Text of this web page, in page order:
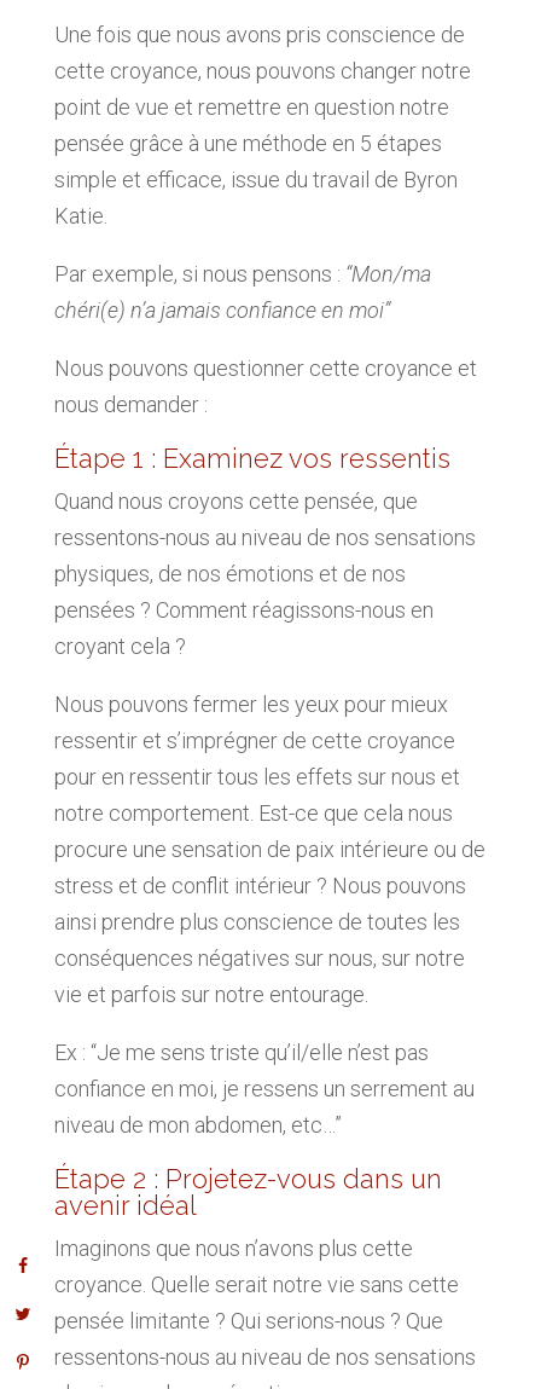
Une fois que nous avons pris conscience de
cette croyance, nous pouvons changer notre
point de vue et remettre en question notre
pensée grâce à une méthode en 5 étapes
simple et efficace, issue du travail de Byron
Katie.
Par exemple, si nous pensons : “Mon/ma
chéri(e) n’a jamais confiance en moi”
Nous pouvons questionner cette croyance et
nous demander :
Étape 1 : Examinez vos ressentis
Quand nous croyons cette pensée, que
ressentons-nous au niveau de nos sensations
physiques, de nos émotions et de nos
pensées ? Comment réagissons-nous en
croyant cela ?
Nous pouvons fermer les yeux pour mieux
ressentir et s’imprégner de cette croyance
pour en ressentir tous les effets sur nous et
notre comportement. Est-ce que cela nous
procure une sensation de paix intérieure ou de
stress et de conflit intérieur ? Nous pouvons
ainsi prendre plus conscience de toutes les
conséquences négatives sur nous, sur notre
vie et parfois sur notre entourage.
Ex : “Je me sens triste qu’il/elle n’est pas
confiance en moi, je ressens un serrement au
niveau de mon abdomen, etc…”
Étape 2 : Projetez-vous dans un
avenir idéal
Imaginons que nous n’avons plus cette
croyance. Quelle serait notre vie sans cette
pensée limitante ? Qui serions-nous ? Que
ressentons-nous au niveau de nos sensations